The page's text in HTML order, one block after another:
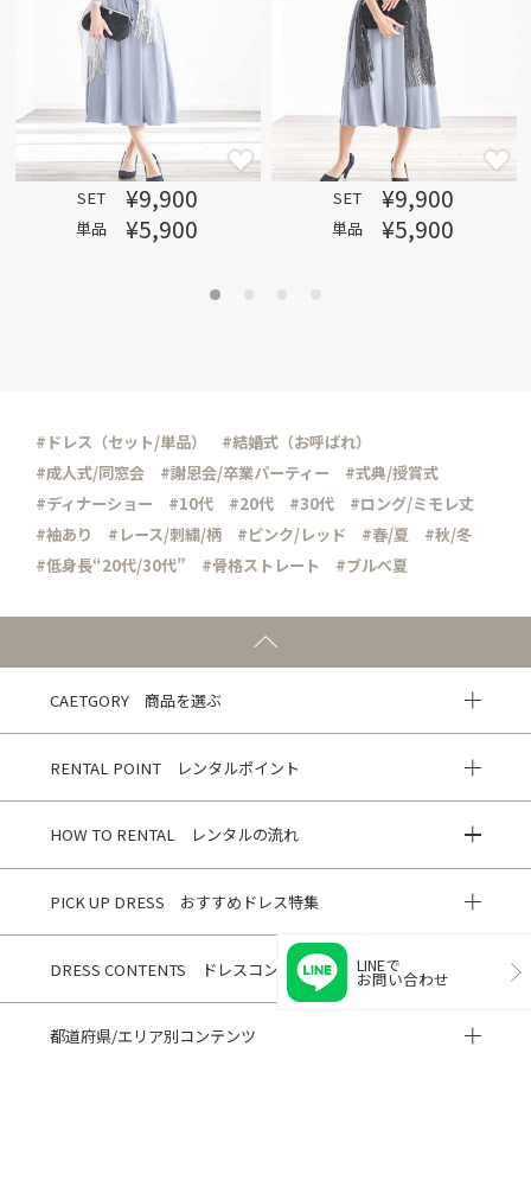
SET ¥9,900
単品 ¥5,900
SET ¥9,900
単品 ¥5,900
#ドレス（セット/単品）
#結婚式（お呼ばれ）
#成人式/同窓会
#謝恩会/卒業パーティー
#式典/授賞式
#ディナーショー
#10代 #20代 #30代
#ロング/ミモレ丈
#袖あり
#レース/刺繍/柄 #ピンク/レッド #春/夏
#秋/冬
#低身長“20代/30代”
#骨格ストレート #ブルべ夏
CAETGORY 商品を選ぶ
RENTAL POINT レンタルポイント
HOW TO RENTAL レンタルの流れ
PICK UP DRESS おすすめドレス特集
DRESS CONTENTS ドレスコンテンツ
都道府県/エリア別コンテンツ
LINEで
お問い合わせ